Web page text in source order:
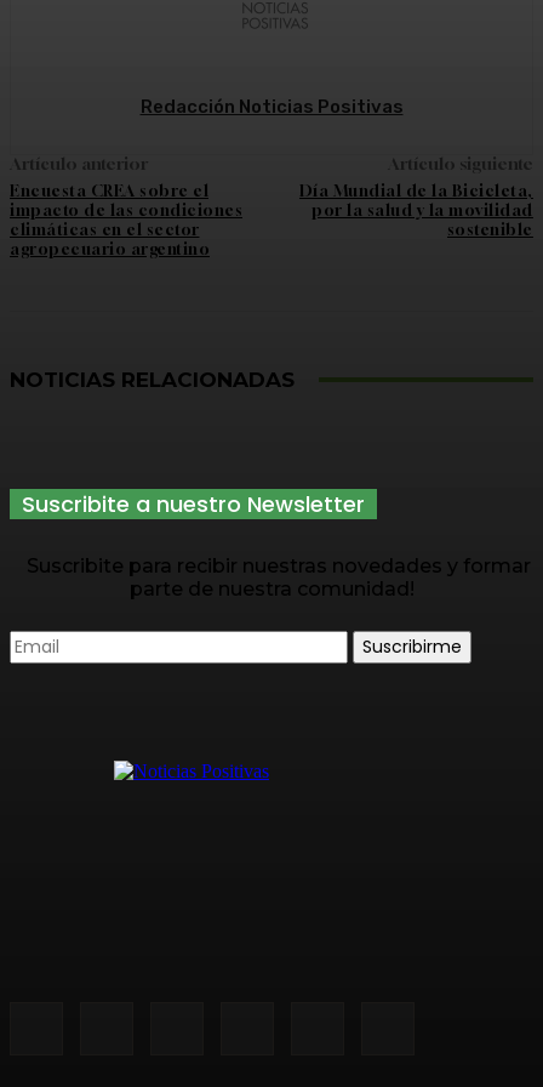
Redacción Noticias Positivas
Artículo anterior
Encuesta CREA sobre el
impacto de las condiciones
climáticas en el sector
agropecuario argentino
Artículo siguiente
Día Mundial de la Bicicleta,
por la salud y la movilidad
sostenible
NOTICIAS RELACIONADAS
Suscribite a nuestro Newsletter
Suscribite para recibir nuestras novedades y formar
parte de nuestra comunidad!